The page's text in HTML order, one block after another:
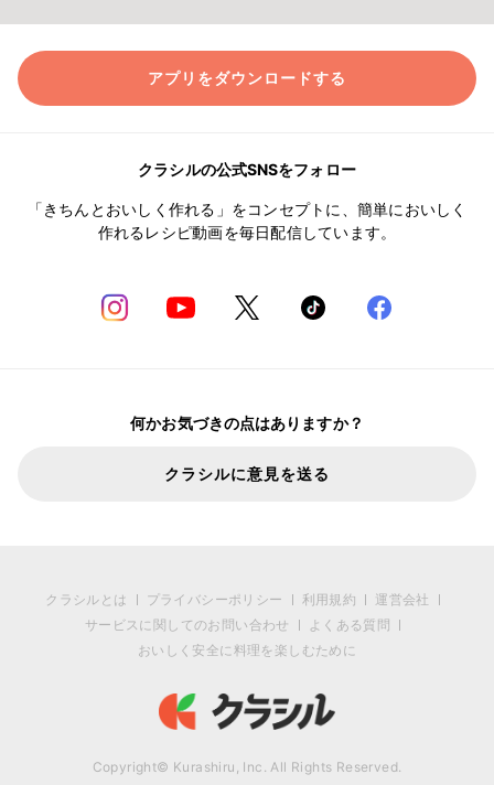
アプリをダウンロードする
クラシルの公式SNSをフォロー
「きちんとおいしく作れる」をコンセプトに、簡単においしく
作れるレシピ動画を毎日配信しています。
何かお気づきの点はありますか？
クラシルに意見を送る
クラシルとは プライバシーポリシー 利用規約
運営会社
サービスに関してのお問い合わせ
よくある質問
おいしく安全に料理を楽しむために
Copyright© Kurashiru, Inc. All Rights Reserved.